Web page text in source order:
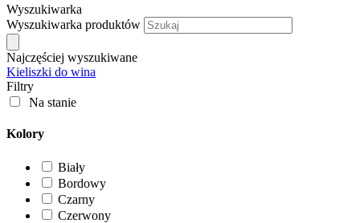
Wyszukiwarka
Wyszukiwarka produktów
Najczęściej wyszukiwane
Kieliszki do wina
Filtry
Na stanie
Kolory
Biały
Bordowy
Czarny
Czerwony